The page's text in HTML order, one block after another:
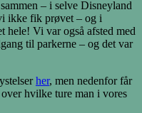
– i selve Disneyland
ikke fik prøvet – og i
hele! Vi var også afsted med
til parkerne – og det var
her, men nedenfor får
hvilke ture man i vores